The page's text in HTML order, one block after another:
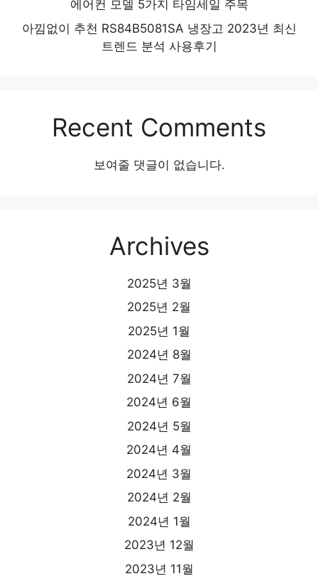
에어컨 모델 5가지 타임세일 주목
아낌없이 추천 RS84B5081SA 냉장고 2023년 최신
트렌드 분석 사용후기
Recent Comments
보여줄 댓글이 없습니다.
Archives
2025년 3월
2025년 2월
2025년 1월
2024년 8월
2024년 7월
2024년 6월
2024년 5월
2024년 4월
2024년 3월
2024년 2월
2024년 1월
2023년 12월
2023년 11월